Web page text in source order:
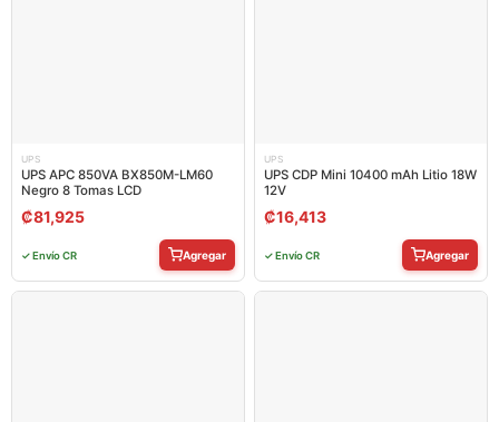
UPS
UPS APC 850VA BX850M-LM60
Negro 8 Tomas LCD
₡81,925
✓ Envío CR Agregar
UPS
UPS CDP Mini 10400 mAh Litio 18W
12V
₡16,413
✓ Envío CR Agregar